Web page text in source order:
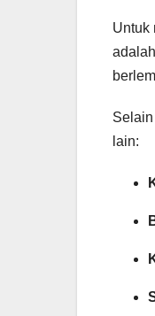
Untuk
lain: